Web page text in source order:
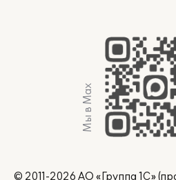
Мы в Max
© 2011-2026 АО «Группа 1С»